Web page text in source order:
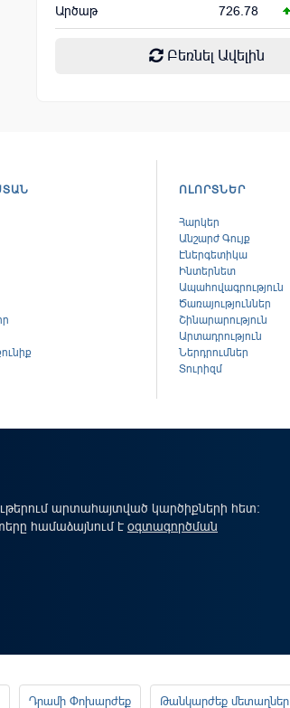
Արծաթ 726.78
Բեռնել Ավելին
ՈԼՈՐՏՆԵՐ
Հարկեր
Անշարժ Գույք
Էներգետիկա
Ինտերնետ
Ապահովագրություն
Ծառայություններ
Շինարարություն
Արտադրություն
Ներդրումներ
Տուրիզմ
արտահայտված կարծիքների հետ:
համաձայնում է օգտագործման
Դրամի Փոխարժեք Թանկարժեք մետաղներ